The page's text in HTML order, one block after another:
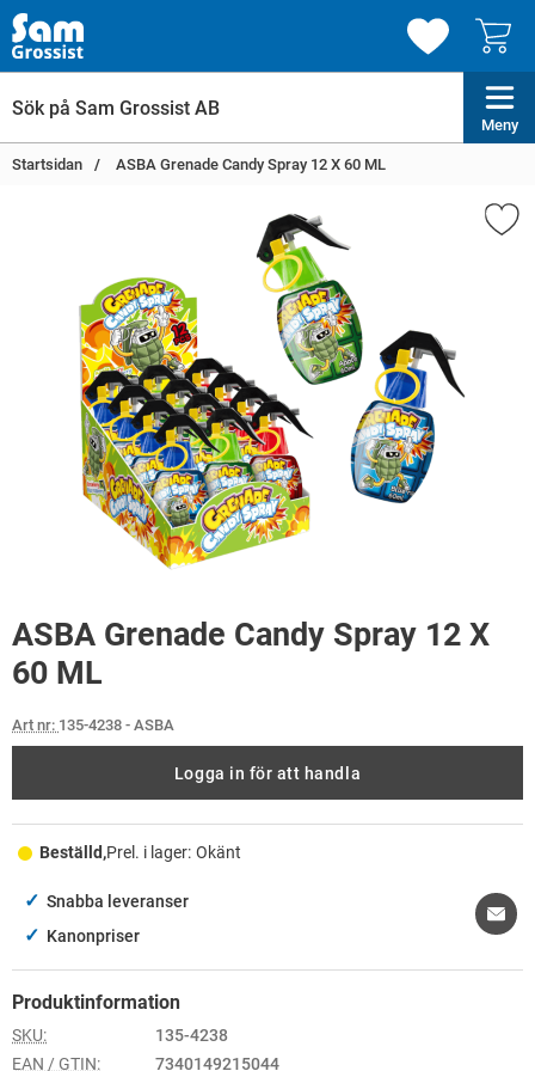
Meny
Startsidan ASBA Grenade Candy Spray 12 X 60 ML
ASBA Grenade Candy Spray 12 X
60 ML
Art nr: 135-4238 - ASBA
Logga in för att handla
Beställd,Prel. i lager: Okänt
✓ Snabba leveranser
✓ Kanonpriser
Produktinformation
SKU:
135-4238
EAN / GTIN:
7340149215044